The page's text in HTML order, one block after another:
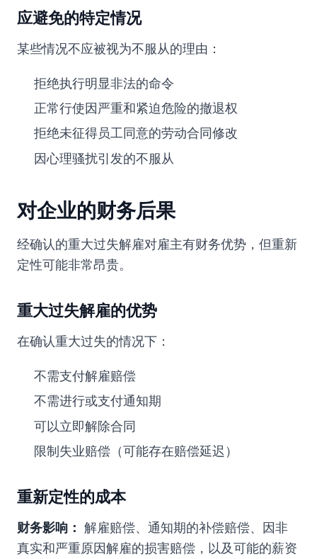
应避免的特定情况
某些情况不应被视为不服从的理由：
拒绝执行明显非法的命令
正常行使因严重和紧迫危险的撤退权
拒绝未征得员工同意的劳动合同修改
因心理骚扰引发的不服从
对企业的财务后果
经确认的重大过失解雇对雇主有财务优势，但重新
定性可能非常昂贵。
重大过失解雇的优势
在确认重大过失的情况下：
不需支付解雇赔偿
不需进行或支付通知期
可以立即解除合同
限制失业赔偿（可能存在赔偿延迟）
重新定性的成本
财务影响： 解雇赔偿、通知期的补偿赔偿、因非
真实和严重原因解雇的损害赔偿，以及可能的薪资